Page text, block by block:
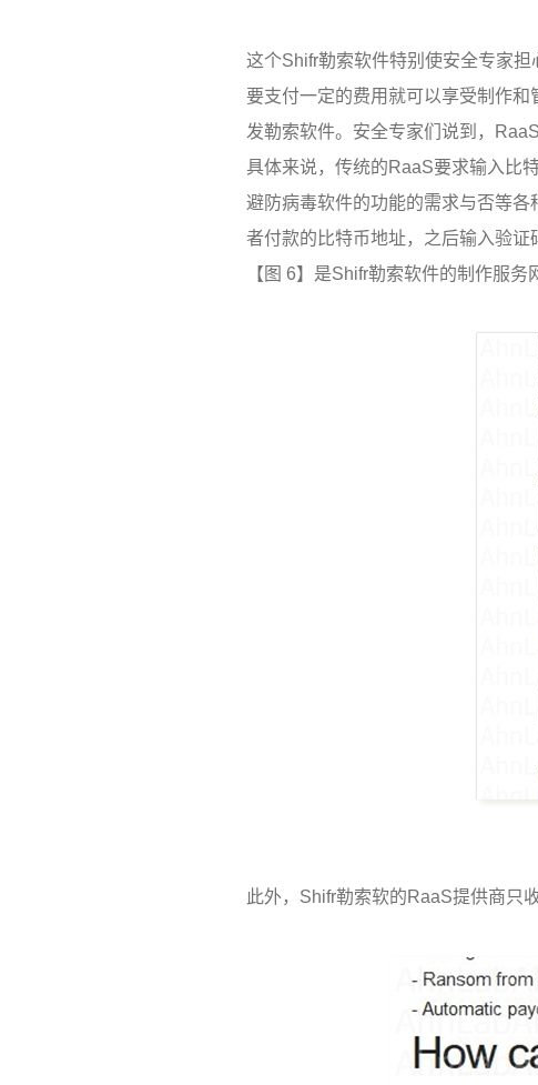
这个Shifr勒索软件特别使安全专家
要支付一定的费用就可以享受制作
发勒索软件。安全专家们说到，
RaaS
具体来说，传统的RaaS要求输入比
避防病毒软件的功能的需求与否等各
者付款的比特币地址，之后输入验证
【图 6】是Shifr勒索软件的制作服务
此外， Shifr勒索软的RaaS提供商只